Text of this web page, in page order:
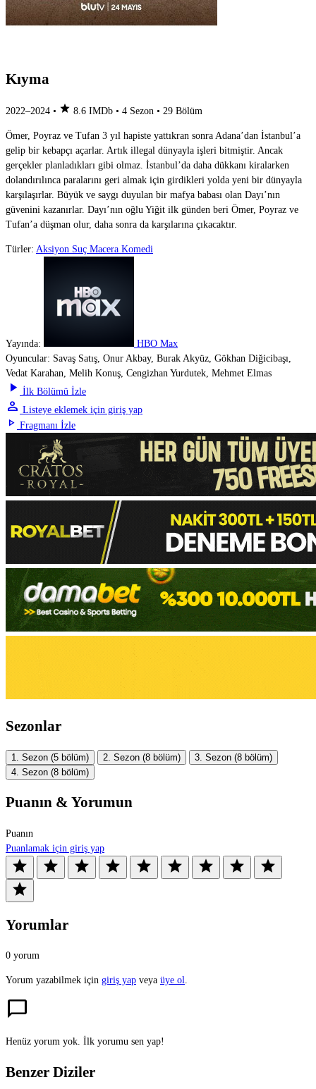
Kıyma
2022–2024 • star 8.6 IMDb • 4 Sezon • 29 Bölüm
Ömer, Poyraz ve Tufan 3 yıl hapiste yattıkran sonra Adana’dan İstanbul’a
gelip bir kebapçı açarlar. Artık illegal dünyayla işleri bitmiştir. Ancak
gerçekler planladıkları gibi olmaz. İstanbul’da daha dükkanı kiralarken
dolandırılınca paralarını geri almak için girdikleri yolda yeni bir dünyayla
karşılaşırlar. Büyük ve saygı duyulan bir mafya babası olan Dayı’nın
güvenini kazanırlar. Dayı’nın oğlu Yiğit ilk günden beri Ömer, Poyraz ve
Tufan’a düşman olur, daha sonra da karşılarına çıkacaktır.
Türler: Aksiyon Suç Macera Komedi
Yayında:
HBO Max
Oyuncular: Savaş Satış, Onur Akbay, Burak Akyüz, Gökhan Diğicibaşı,
Vedat Karahan, Melih Konuş, Cengizhan Yurdutek, Mehmet Elmas
play_arrow İlk Bölümü İzle
person Listeye eklemek için giriş yap
play_arrow Fragmanı İzle
Sezonlar
1. Sezon (5 bölüm) 2. Sezon (8 bölüm) 3. Sezon (8 bölüm)
4. Sezon (8 bölüm)
Puanın & Yorumun
Puanın
Puanlamak için giriş yap
star star star star star star star star
star
star
Yorumlar
0 yorum
Yorum yazabilmek için giriş yap veya üye ol.
chat_bubble
Henüz yorum yok. İlk yorumu sen yap!
Benzer Diziler